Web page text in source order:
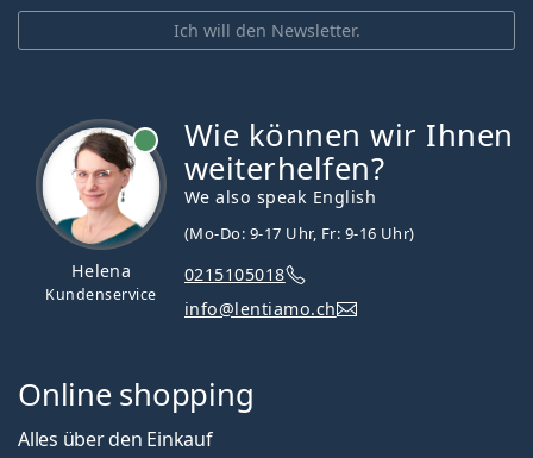
Ich will den Newsletter.
Helena
Kundenservice
Wie können wir Ihnen
weiterhelfen?
We also speak English
(Mo-Do: 9-17 Uhr, Fr: 9-16 Uhr)
0215105018
info@lentiamo.ch
Online shopping
Alles über den Einkauf